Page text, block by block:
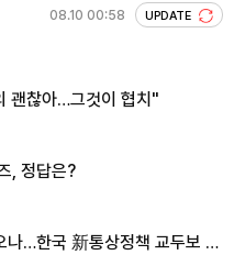
08.10 00:58 UPDATE
괜찮아…그것이 협치"
, 정답은?
나…한국 新통상정책 교두보 활